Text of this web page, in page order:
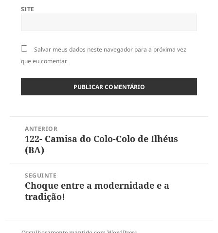
SITE
Salvar meus dados neste navegador para a próxima vez
que eu comentar.
ANTERIOR
Post
anterior:
122- Camisa do Colo-Colo de Ilhéus
(BA)
SEGUINTE
Próximo
post:
Choque entre a modernidade e a
tradição!